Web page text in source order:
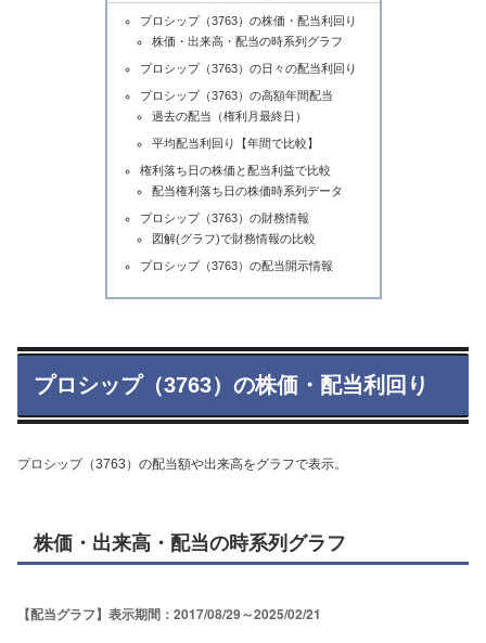
プロシップ（3763）の株価・配当利回り
株価・出来高・配当の時系列グラフ
プロシップ（3763）の日々の配当利回り
プロシップ（3763）の高額年間配当
過去の配当（権利月最終日）
平均配当利回り【年間で比較】
権利落ち日の株価と配当利益で比較
配当権利落ち日の株価時系列データ
プロシップ（3763）の財務情報
図解(グラフ)で財務情報の比較
プロシップ（3763）の配当開示情報
プロシップ（3763）の株価・配当利回り
プロシップ（3763）の配当額や出来高をグラフで表示。
株価・出来高・配当の時系列グラフ